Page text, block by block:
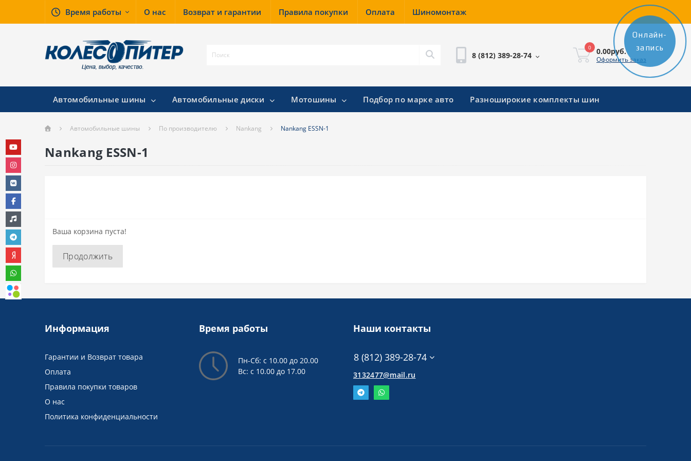
Время работы О нас Возврат и гарантии Правила покупки Оплата Шиномонтаж
8 (812) 389-28-74
0 0.00руб.
Оформить заказ
Автомобильные шины Автомобильные диски Мотошины Подбор по марке авто Разноширокие комплекты шин
Автомобильные шины По производителю Nankang Nankang ESSN-1
Nankang ESSN-1
Ваша корзина пуста!
Продолжить
Онлайн-
запись
Информация
Гарантии и Возврат товара
Оплата
Правила покупки товаров
О нас
Политика конфиденциальности
Время работы
Пн-Сб: с 10.00 до 20.00
Вс: с 10.00 до 17.00
Наши контакты
8 (812) 389-28-74
3132477@mail.ru